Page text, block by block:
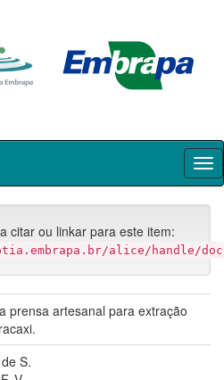
citar ou linkar para este item:
alice/handle/doc/
prensa artesanal para extração
S.